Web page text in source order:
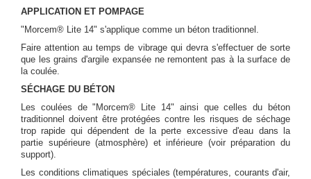
APPLICATION ET POMPAGE
"Morcem® Lite 14" s'applique comme un béton traditionnel.
Faire attention au temps de vibrage qui devra s'effectuer de sorte
que les grains d'argile expansée ne remontent pas à la surface de
la coulée.
SÉCHAGE DU BÉTON
Les coulées de "Morcem® Lite 14" ainsi que celles du béton
traditionnel doivent être protégées contre les risques de séchage
trop rapide qui dépendent de la perte excessive d'eau dans la
partie supérieure (atmosphère) et inférieure (voir préparation du
support).
Les conditions climatiques spéciales (températures, courants d'air,